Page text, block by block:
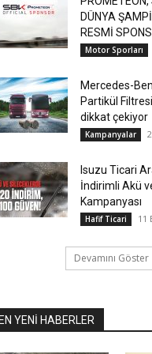
DÜNYA
RESMİ
Motor Sporları
Mercedes-
Partikül
dikkat çekiyor
Kampanyalar
Isuzu Ticari
İndirimli Akü
Kampanyası
Hafif Ticari 11
Devamını Göster
YENİ HABERLER